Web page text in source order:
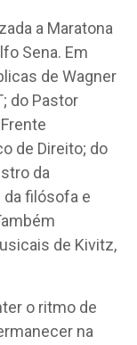
a Maratona
Sena. Em
de Wagner
do Pastor
de Direito; do
da
da filósofa e
de Kivitz,
o ritmo de
na